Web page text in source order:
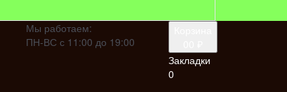
Мы работаем:
ПН-ВС с 11:00 до 19:00
Закладки
0